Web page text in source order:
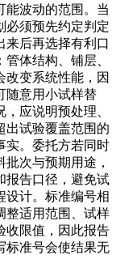
能波动的范围。当
必须预先约定判定
来后再选择有利口
体结构、铺层、
改变系统性能，因
随意用小试样替
应说明预处理、
出试验覆盖范围的
实。委托方若同时
次与预期用途，
报告口径，避免试
设计。标准编号相
整适用范围、试样
收限值，因此报告
标准号会使结果无